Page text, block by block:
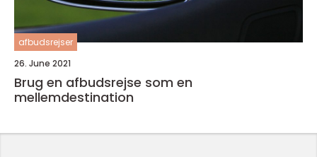
afbudsrejser
26. June 2021
Brug en afbudsrejse som en
mellemdestination